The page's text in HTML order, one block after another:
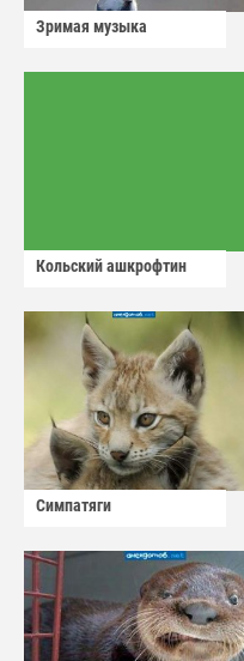
Зримая музыка
Кольский ашкрофтин
Симпатяги